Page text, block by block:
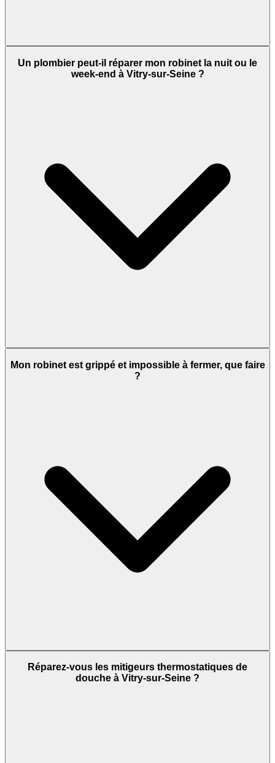
Un plombier peut-il réparer mon robinet la nuit ou le
week-end à Vitry-sur-Seine ?
Mon robinet est grippé et impossible à fermer, que faire
?
Réparez-vous les mitigeurs thermostatiques de
douche à Vitry-sur-Seine ?